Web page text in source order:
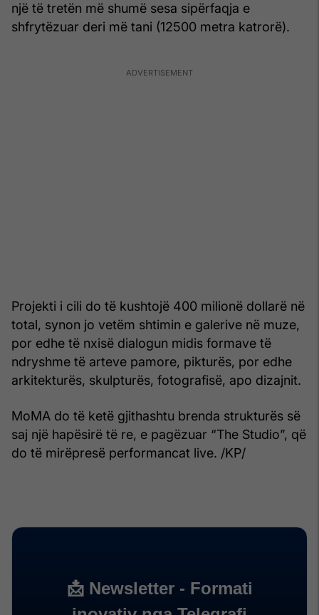
një të tretën më shumë sesa sipërfaqja e
shfrytëzuar deri më tani (12500 metra katrorë).
Projekti i cili do të kushtojë 400 milionë dollarë në
total, synon jo vetëm shtimin e galerive në muze,
por edhe të nxisë dialogun midis formave të
ndryshme të arteve pamore, pikturës, por edhe
arkitekturës, skulpturës, fotografisë, apo dizajnit.
MoMA do të ketë gjithashtu brenda strukturës së
saj një hapësirë të re, e pagëzuar “The Studio”, që
do të mirëpresë performancat live. /KP/